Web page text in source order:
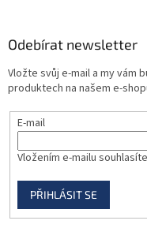
Odebírat newsletter
Vložte svůj e-mail a my vám
produktech na našem e-
E-mail
Vložením e-mailu
PŘIHLÁSIT SE